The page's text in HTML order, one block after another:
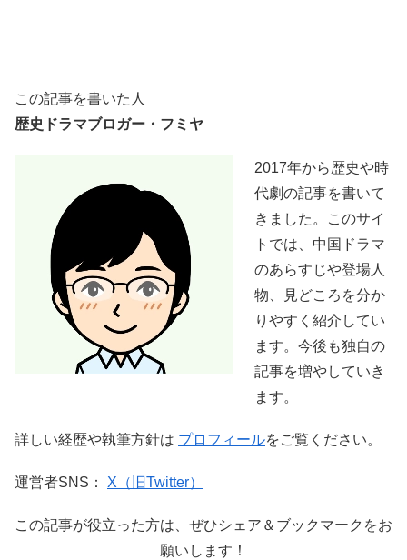
この記事を書いた人
歴史ドラマブロガー・フミヤ
2017年から歴史や時
代劇の記事を書いて
きました。このサイ
トでは、中国ドラマ
のあらすじや登場人
物、見どころを分か
りやすく紹介してい
ます。今後も独自の
記事を増やしていき
ます。
詳しい経歴や執筆方針は プロフィールをご覧ください。
運営者SNS： X（旧Twitter）
この記事が役立った方は、ぜひシェア＆ブックマークをお
願いします！